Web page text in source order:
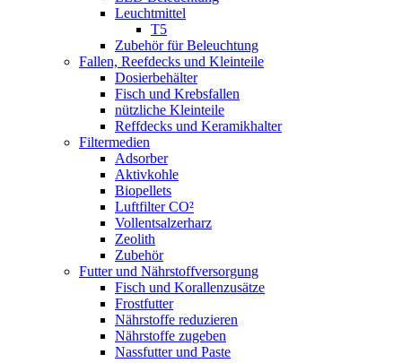
Leuchtmittel
T5
Zubehör für Beleuchtung
Fallen, Reefdecks und Kleinteile
Dosierbehälter
Fisch und Krebsfallen
nützliche Kleinteile
Reffdecks und Keramikhalter
Filtermedien
Adsorber
Aktivkohle
Biopellets
Luftfilter CO²
Vollentsalzerharz
Zeolith
Zubehör
Futter und Nährstoffversorgung
Fisch und Korallenzusätze
Frostfutter
Nährstoffe reduzieren
Nährstoffe zugeben
Nassfutter und Paste